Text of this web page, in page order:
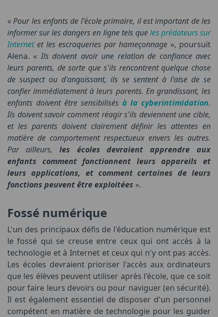
«Pour les enfants de l'école primaire, il est important de les
informer sur les dangers en ligne tels queles prédateurs sur
Internetet les escroqueries par hameçonnage », poursuit
Alena. « Ils doivent avoir une relation de confiance avec
leurs parents, de sorte que s'ils rencontrent quelque chose
de suspect ou d'angoissant, ils se sentent à l'aise de se
confier immédiatement à leurs parents. En grandissant, les
enfants doivent être sensibilisés à la cyberintimidation.
Ils doivent savoir comment réagir s'ils deviennent une cible,
et les parents doivent clairement définir les attentes en
matière de comportement respectueux envers les autres.
Par ailleurs, les écoles devraient apprendre aux
enfants comment fonctionnent leurs appareils et
leurs applications, et comment certaines de leurs
fonctions peuvent être exploitées ».
Fossé numérique
L'un des principaux défis de l'éducation numérique est
le fossé qui se creuse entre ceux qui ont accès à la
technologie et à Internet et ceux qui n'y ont pas accès.
Les écoles devraient prioriser l'accès aux ordinateurs
que les élèves peuvent utiliser après l'école, que ce soit
pour faire leurs devoirs ou pour naviguer (en sécurité).
Il est également essentiel de disposer d'un personnel
compétent en matière de technologie pour les guider